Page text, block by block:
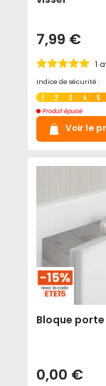
7,99 €
1
Indice de sécurité :
1 2 3 4 5
Produit épuisé
Voir le
Bloque
0,00 €